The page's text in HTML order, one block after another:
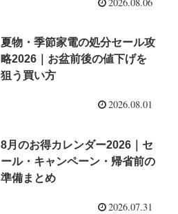
夏物・季節家電の処分セール攻
略2026｜お盆前後の値下げを
狙う買い方
2026.08.01
8月のお得カレンダー2026｜セ
ール・キャンペーン・帰省前の
準備まとめ
2026.07.31